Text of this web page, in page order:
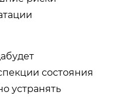
будет
состояния
устранять